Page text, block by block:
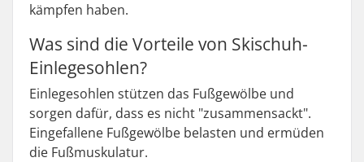
kämpfen haben.
Was sind die Vorteile von Skischuh-
Einlegesohlen?
Einlegesohlen stützen das Fußgewölbe und
sorgen dafür, dass es nicht "zusammensackt".
Eingefallene Fußgewölbe belasten und ermüden
die Fußmuskulatur.